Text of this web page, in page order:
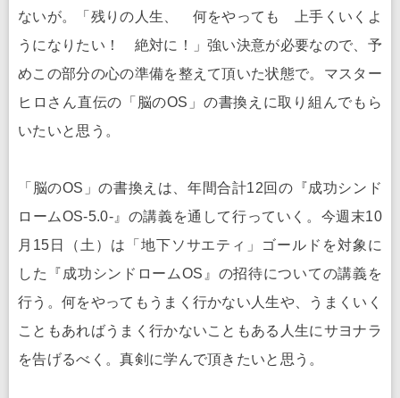
ないが。「残りの人生、 何をやっても 上手くいくよ
うになりたい！ 絶対に！」強い決意が必要なので、予
めこの部分の心の準備を整えて頂いた状態で。マスター
ヒロさん直伝の「脳のOS」の書換えに取り組んでもら
いたいと思う。
「脳のOS」の書換えは、年間合計12回の『成功シンド
ロームOS-5.0-』の講義を通して行っていく。今週末10
月15日（土）は「地下ソサエティ」ゴールドを対象に
した『成功シンドロームOS』の招待についての講義を
行う。何をやってもうまく行かない人生や、うまくいく
こともあればうまく行かないこともある人生にサヨナラ
を告げるべく。真剣に学んで頂きたいと思う。